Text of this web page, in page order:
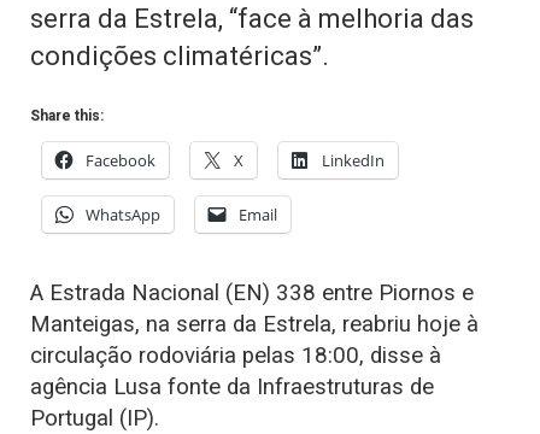
serra da Estrela, “face à melhoria das
condições climatéricas”.
Share this:
Facebook X LinkedIn
WhatsApp Email
A Estrada Nacional (EN) 338 entre Piornos e
Manteigas, na serra da Estrela, reabriu hoje à
circulação rodoviária pelas 18:00, disse à
agência Lusa fonte da Infraestruturas de
Portugal (IP).